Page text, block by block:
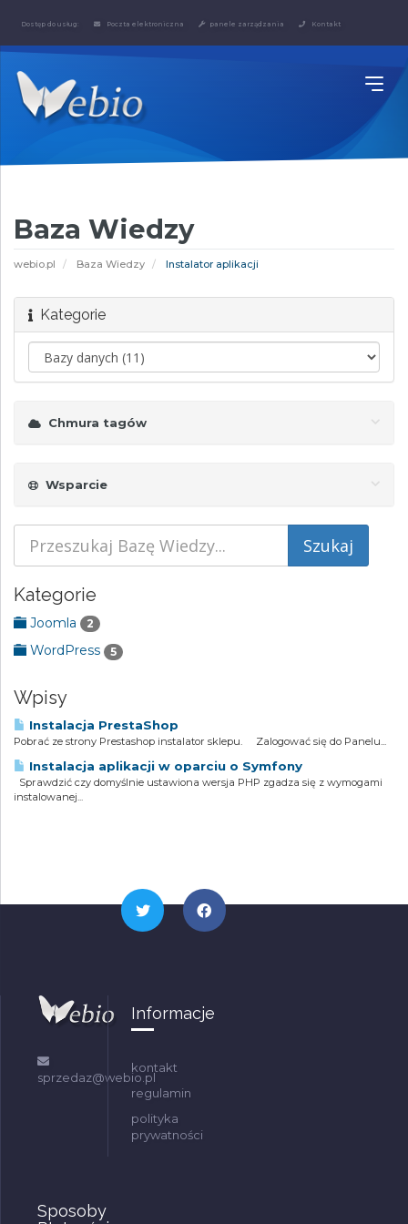
Dostęp do usług: Poczta elektroniczna panele zarządzania Kontakt
Baza Wiedzy
webio.pl Baza Wiedzy Instalator aplikacji
Kategorie
Chmura tagów
Wsparcie
Kategorie
Joomla 2
WordPress 5
Wpisy
Instalacja PrestaShop
Pobrać ze strony Prestashop instalator sklepu. Zalogować się do Panelu...
Instalacja aplikacji w oparciu o Symfony
Sprawdzić czy domyślnie ustawiona wersja PHP zgadza się z wymogami
instalowanej...
sprzedaz@webio.pl
Informacje
kontakt
regulamin
polityka
prywatności
Sposoby